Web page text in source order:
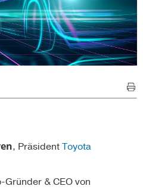
, PräsidentToyota
Gründer & CEO von